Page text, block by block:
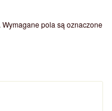
Wymagane pola są oznaczone